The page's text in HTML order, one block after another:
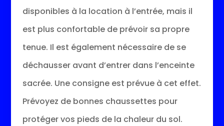
disponibles à la location à l’entrée, mais il
est plus confortable de prévoir sa propre
tenue. Il est également nécessaire de se
déchausser avant d’entrer dans l’enceinte
sacrée. Une consigne est prévue à cet effet.
Prévoyez de bonnes chaussettes pour
protéger vos pieds de la chaleur du sol.